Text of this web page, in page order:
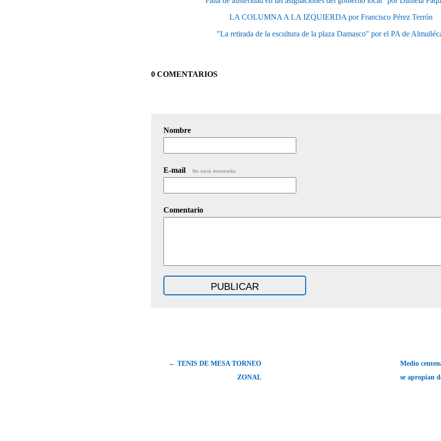
LA COLUMNA A LA IZQUIERDA por Francisco Pérez Terrón
"La retirada de la escultura de la plaza Damasco" por el PA de
0 COMENTARIOS
Nombre
E-mail No será mostrado.
Comentario
← TENIS DE MESA TORNEO
ZONAL
Medio
se apropian